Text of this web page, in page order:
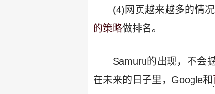
(4)网页越来越多的情
的策略做排名。
Samuru的出现，不会
在未来的日子里，Google和